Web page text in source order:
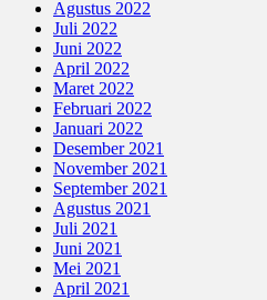
Agustus 2022
Juli 2022
Juni 2022
April 2022
Maret 2022
Februari 2022
Januari 2022
Desember 2021
November 2021
September 2021
Agustus 2021
Juli 2021
Juni 2021
Mei 2021
April 2021